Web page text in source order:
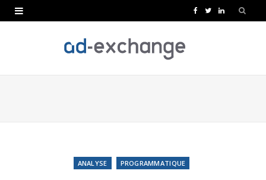
e
T
t
L
k
ANALYSE PROGRAMMATIQUE